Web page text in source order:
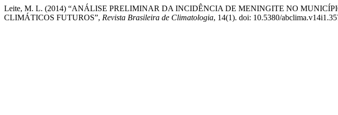
Leite, M. L. (2014) “ANÁLISE PRELIMINAR DA INCIDÊNCIA DE MENINGITE NO
CLIMÁTICOS FUTUROS”, Revista Brasileira de Climatologia, 14(1). doi: 10.5380/